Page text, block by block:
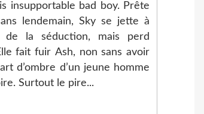
insupportable bad boy. Prête
lendemain, Sky se jette à
la séduction, mais perd
fait fuir Ash, non sans avoir
d’ombre d’un jeune homme
Surtout le pire...